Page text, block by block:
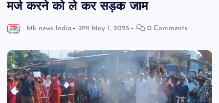
मर्ज करने को ले कर सड़क जाम
Mk news India अन्य May 1, 2025 0 Comments